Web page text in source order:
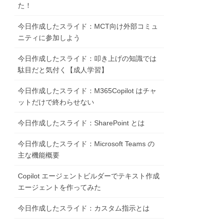
た！
今日作成したスライド：MCT向け外部コミュ
ニティに参加しよう
今日作成したスライド：叩き上げの知識では
駄目だと気付く【成人学習】
今日作成したスライド：M365Copilot はチャ
ットだけで終わらせない
今日作成したスライド：SharePoint とは
今日作成したスライド：Microsoft Teams の
主な機能概要
Copilot エージェントビルダーでテキスト作成
エージェントを作ってみた
今日作成したスライド：カスタム指示とは